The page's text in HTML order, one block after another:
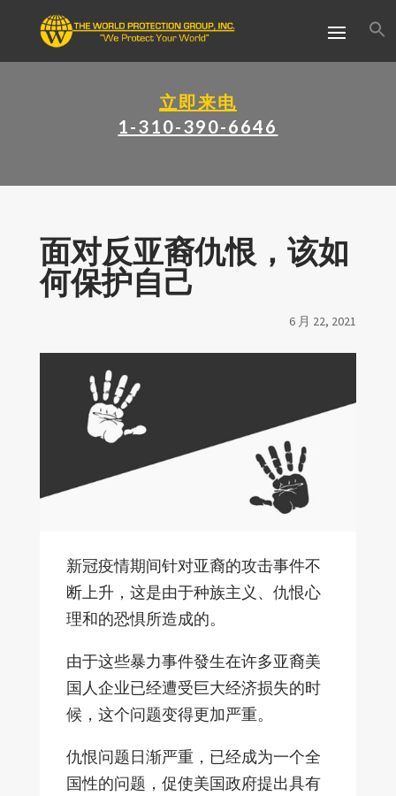
立即来电
1-310-390-6646
面对反亚裔仇恨，该如
何保护自己
6 月 22, 2021
新冠疫情期间针对亚裔的攻击事件不
断上升，这是由于种族主义、仇恨心
理和的恐惧所造成的。
由于这些暴力事件發生在许多亚裔美
国人企业已经遭受巨大经济损失的时
候，这个问题变得更加严重。
仇恨问题日渐严重，已经成为一个全
国性的问题，促使美国政府提出具有